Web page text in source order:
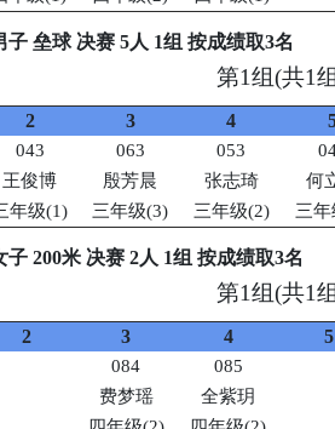
子 垒球 决赛 5人 1组 按成绩取3名
第1组(共1
2 3 4
043 063 053
王俊博 殷芳晨 张志琦
何
年级(1) 三年级(3) 三年级(2) 三
子 200米 决赛 2人 1组 按成绩取3名
第1组(共1
2 3 4 5
084
085
费梦瑶
全紫玥